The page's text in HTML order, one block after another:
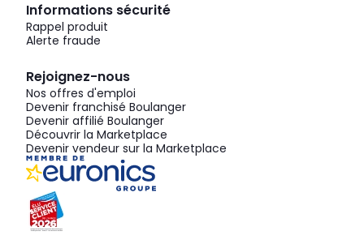
Informations sécurité
Rappel produit
Alerte fraude
Rejoignez-nous
Nos offres d'emploi
Devenir franchisé Boulanger
Devenir affilié Boulanger
Découvrir la Marketplace
Devenir vendeur sur la Marketplace